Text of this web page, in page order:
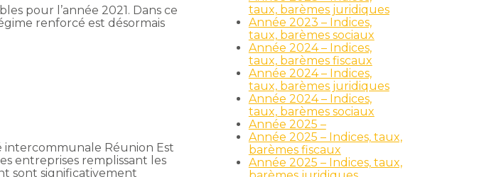
pour l’année 2021. Dans ce
renforcé est désormais
Réunion Est
entreprises remplissant les
sont significativement
taux, barèmes juridiques
Année 2023 – Indices,
taux, barèmes sociaux
Année 2024 – Indices,
taux, barèmes fiscaux
Année 2024 – Indices,
taux, barèmes juridiques
Année 2024 – Indices,
taux, barèmes sociaux
Année 2025 –
Année 2025 – Indices, taux,
barèmes fiscaux
Année 2025 – Indices, taux,